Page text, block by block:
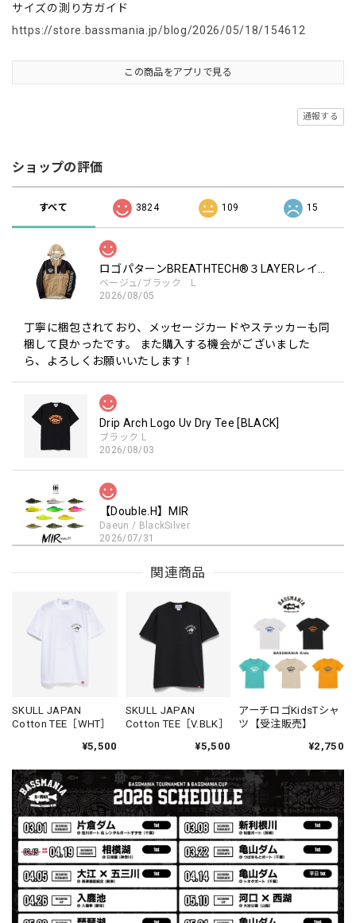
サイズの測り方ガイド
https://store.bassmania.jp/blog/2026/05/18/154612
この商品をアプリで見る
通報する
ショップの評価
すべて 3824 109 15
ベージュ/ブラック L
2026/08/05
丁寧に梱包されており、メッセージカードやステッカーも同
梱して良かったです。 また購入する機会がございました
ら、よろしくお願いいたします！
Drip Arch Logo Uv Dry Tee [BLACK]
ブラック L
2026/08/03
【Double.H】MIR
Daeun / BlackSilver
2026/07/31
MIR届きました。発送まで迅速に対応して頂きありがとうご
2026/07/30
発送も早く着心地最高！！！！ セットアップで短パンも買
えば良かった！！
Logo Sweat Zip Parka [ASH GRY]
アッシュグレー XXL
2026/07/30
夏の早朝 少し肌寒い時一枚羽織りたい時ちょうど良い。
秋 冬 春 中でも外でも、ちょっと良い。厚めの生地がし
っかりしていて、タウンユースでも、気分良く歩けます。
関連商品
SKULL JAPAN
Cotton TEE［WHT］
¥5,500
SKULL JAPAN
Cotton TEE［V.BLK］
¥5,500
アーチロゴKidsTシャ
ツ【受注販売】
¥2,750